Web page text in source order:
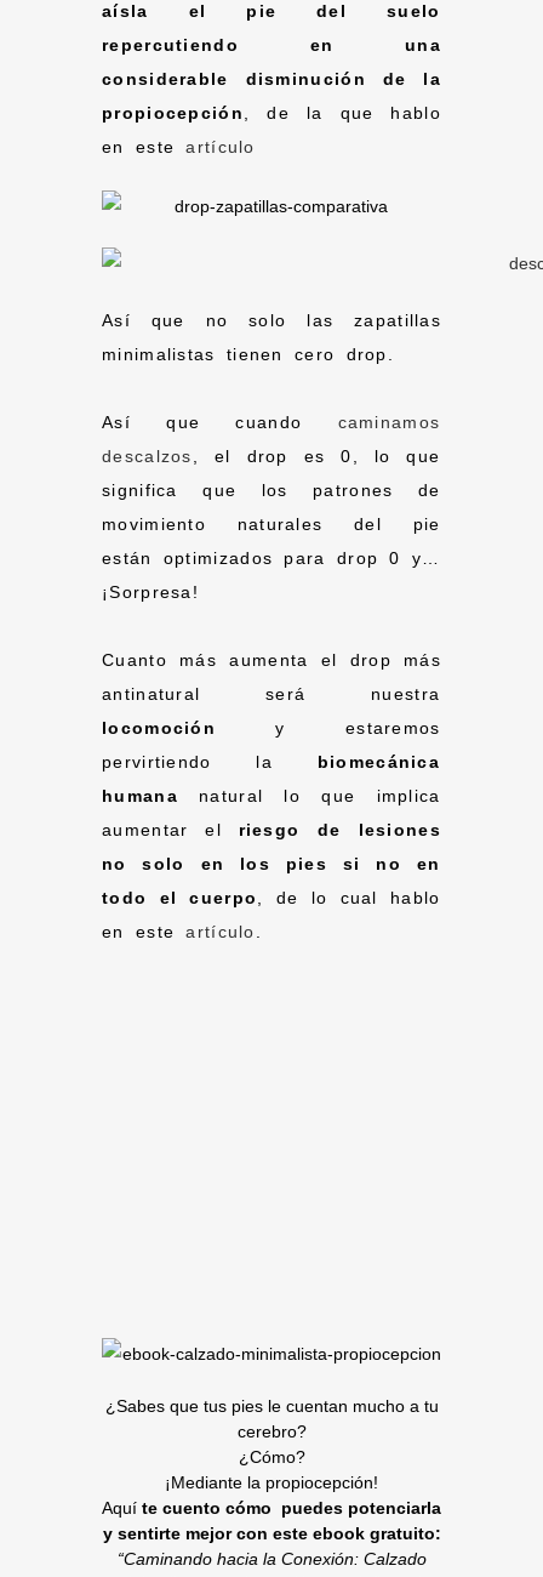
aísla el pie del suelo
repercutiendo en una
considerable disminución de la
propiocepción, de la que hablo
en esteartículo
Así que no solo las zapatillas
minimalistas tienen cero drop.
Así que cuando caminamos
descalzos
, el drop es 0, lo que
significa que los patrones de
movimiento naturales del pie
están optimizados para drop 0 y…
¡Sorpresa!
Cuanto más aumenta el drop más
antinatural será nuestra
locomoción
y estaremos
pervirtiendo la biomecánica
humana
natural lo que implica
aumentar el riesgo de lesiones
no solo en los pies si no en
todo el cuerpo
, de lo cual hablo
en esteartículo
¿Sabes que tus pies le cuentan mucho a tu
cerebro?
¿Cómo?
¡Mediante la propiocepción!
Aquí te cuento cómo puedes potenciarla
y sentirte mejor con este ebook gratuito:
“Caminando hacia la Conexión: Calzado